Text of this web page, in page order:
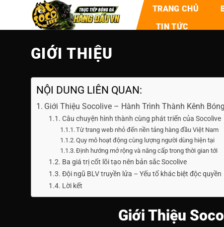
TRANG CHỦ
TIN TỨC
GIỚI THIỆU
NỘI DUNG LIÊN QUAN:
Giới Thiệu Socolive – Hành Trình Thành Kênh
Câu chuyện hình thành cùng phát triển của Socolive
Từ trang web nhỏ đến nền tảng hàng đầu Việt Nam
Quy mô hoạt động cùng lượng người dùng hiện tại
Định hướng mở rộng và nâng cấp trong thời gian tới
Ba giá trị cốt lõi tạo nên bản sắc Socolive
Đội ngũ BLV truyền lửa – Yếu tố khác biệt độc quyền
Lời kết
Giới Thiệu